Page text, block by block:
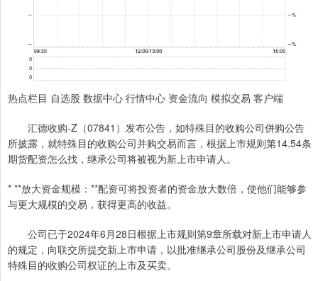
热点栏目 自选股 数据中心 行情中心 资金流向 模拟交易 客户端
汇德收购-Z（07841）发布公告，如特殊目的收购公司併购公告
所披露，就特殊目的收购公司并购交易而言，根据上市规则第14.54条
期货配资怎么找，继承公司将被视为新上市申请人。
* **放大资金规模：**配资可将投资者的资金放大数倍，使他们能够参
与更大规模的交易，获得更高的收益。
公司已于2024年6月28日根据上市规则第9章所载对新上市申请人
的规定，向联交所提交新上市申请，以批准继承公司股份及继承公司
特殊目的收购公司权证的上市及买卖。